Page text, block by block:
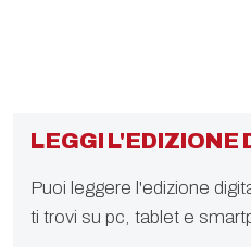
LEGGI L'EDIZIONE
Puoi leggere l'edizione
ti trovi su pc, tablet e